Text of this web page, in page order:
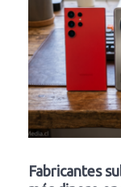
Fabricantes